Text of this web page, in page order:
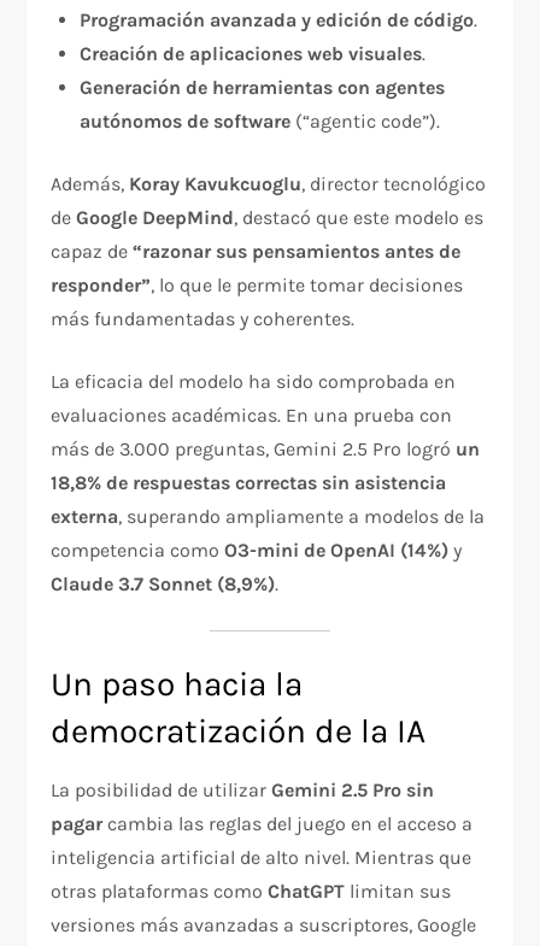
Programación avanzada y edición de código.
Creación de aplicaciones web visuales.
Generación de herramientas con agentes
autónomos de software (“agentic code”).
Además, Koray Kavukcuoglu, director tecnológico
deGoogle DeepMind, destacó que este modelo es
capaz de“razonar sus pensamientos antes de
responder”, lo que le permite tomar decisiones
más fundamentadas y coherentes.
La eficacia del modelo ha sido comprobada en
evaluaciones académicas. En una prueba con
más de 3.000 preguntas, Gemini 2.5 Pro logró un
18,8% de respuestas correctas sin asistencia
externa, superando ampliamente a modelos de la
competencia comoO3-mini de OpenAI (14%) y
Claude 3.7 Sonnet (8,9%).
Un paso hacia la
democratización de la IA
La posibilidad de utilizarGemini 2.5 Pro sin
pagarcambia las reglas del juego en el acceso a
inteligencia artificial de alto nivel. Mientras que
otras plataformas comoChatGPT limitan sus
versiones más avanzadas a suscriptores, Google